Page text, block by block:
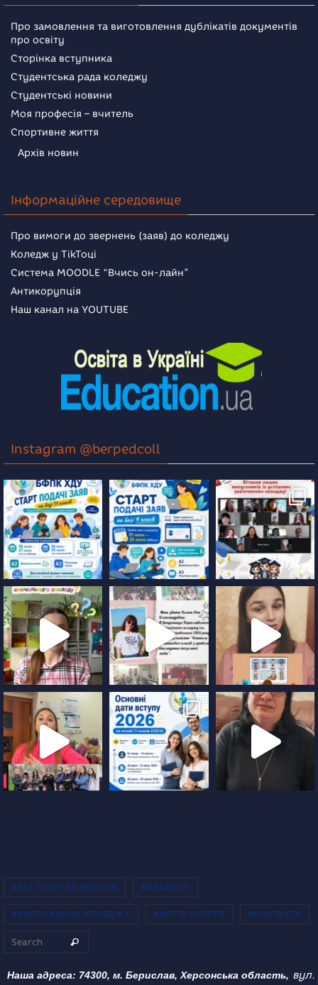
Про замовлення та виготовлення дублікатів документів
про освіту
Сторінка вступника
Студентська рада коледжу
Студентські новини
Моя професія – вчитель
Спортивне життя
Архів новин
Інформаційне середовище
Про вимоги до звернень (заяв) до коледжу
Коледж у TikToці
Система MOODLE “Вчись он-лайн”
Антикорупція
Наш канал на YOUTUBE
Instagram @berpedcoll
#ВСІ ПОДІЇ ТА АНОНСИ #ВАКАНСІЇ
#ВИПУСКНИКИ КОЛЕДЖУ #ФОТОГАЛЕРЕЯ #КОНТАКТИ
Search
Наша адреса: 74300, м. Берислав, Херсонська область, вул.